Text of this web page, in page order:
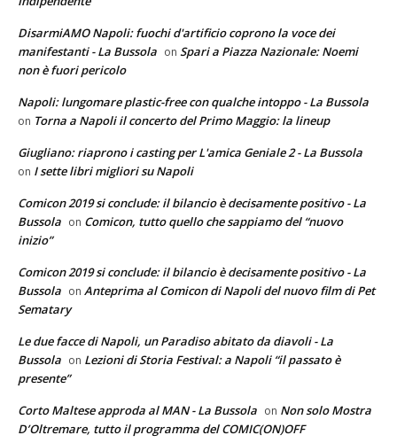
DisarmiAMO Napoli: fuochi d'artificio coprono la voce dei
manifestanti - La Bussola on Spari a Piazza Nazionale: Noemi
non è fuori pericolo
Napoli: lungomare plastic-free con qualche intoppo - La Bussola
on Torna a Napoli il concerto del Primo Maggio: la lineup
Giugliano: riaprono i casting per L'amica Geniale 2 - La Bussola
on I sette libri migliori su Napoli
Comicon 2019 si conclude: il bilancio è decisamente positivo - La
Bussola on Comicon, tutto quello che sappiamo del “nuovo
inizio”
Comicon 2019 si conclude: il bilancio è decisamente positivo - La
Bussola on Anteprima al Comicon di Napoli del nuovo film di Pet
Sematary
Le due facce di Napoli, un Paradiso abitato da diavoli - La
Bussola on Lezioni di Storia Festival: a Napoli “il passato è
presente”
Corto Maltese approda al MAN - La Bussola on Non solo Mostra
D’Oltremare, tutto il programma del COMIC(ON)OFF